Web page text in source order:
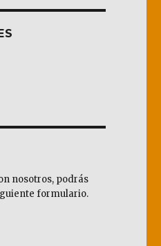
nosotros, podrás
formulario.